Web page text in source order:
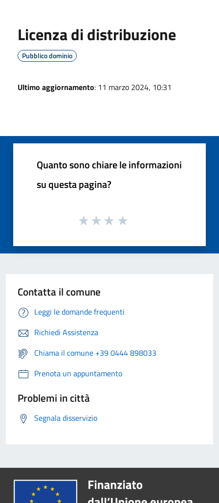
Licenza di distribuzione
Pubblico dominio
Ultimo aggiornamento: 11 marzo 2024, 10:31
Quanto sono chiare le informazioni
su questa pagina?
Contatta il comune
Leggi le domande frequenti
Richiedi Assistenza
Chiama il comune +39 0444 898033
Prenota un appuntamento
Problemi in città
Segnala disservizio